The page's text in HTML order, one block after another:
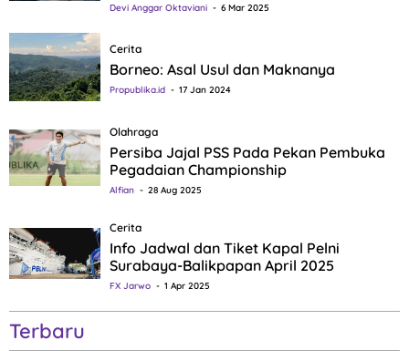
Devi Anggar Oktaviani 6 Mar 2025
Cerita
Borneo: Asal Usul dan Maknanya
Propublika.id 17 Jan 2024
Olahraga
Persiba Jajal PSS Pada Pekan Pembuka
Pegadaian Championship
Alfian 28 Aug 2025
Cerita
Info Jadwal dan Tiket Kapal Pelni
Surabaya-Balikpapan April 2025
FX Jarwo 1 Apr 2025
Terbaru